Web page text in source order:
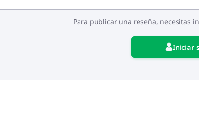
Para publicar una reseña, necesitas
Iniciar